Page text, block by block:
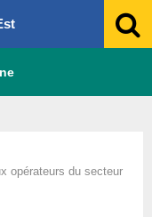
opérateurs du secteur